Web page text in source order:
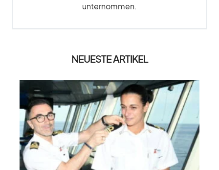
unternommen.
NEUESTE ARTIKEL